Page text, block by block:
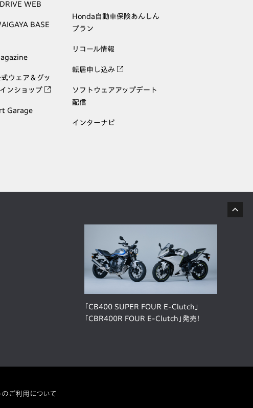
WEB
BASE
ウェア＆グッ
ンショップ
Garage
Honda自動車保険あんしん
プラン
リコール情報
転居申し込み
ソフトウェアアップデート
配信
インターナビ
「CB400 SUPER FOUR E-Clutch」
「CBR400R FOUR E-Clutch」発売！
のご利用について